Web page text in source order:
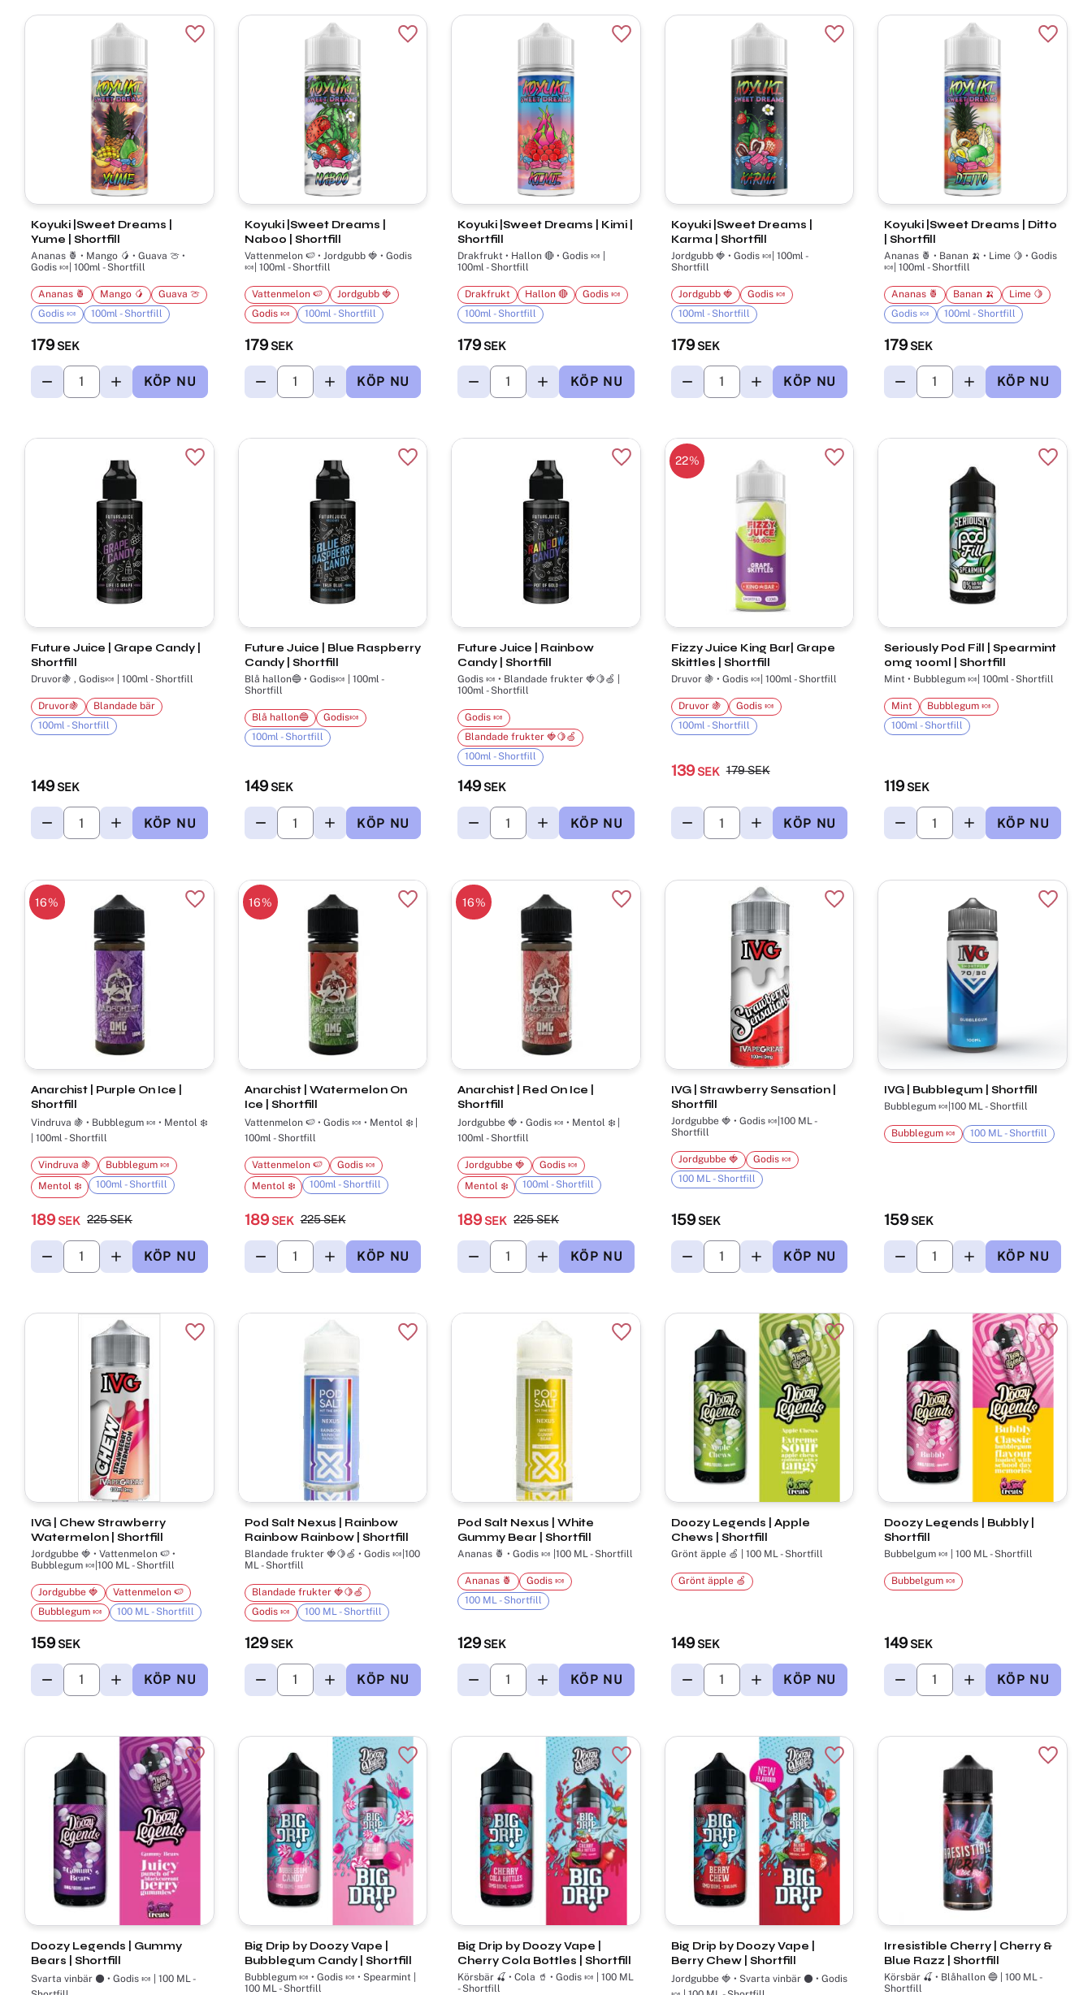
Yume | Shortfill
Ananas 🍍 • Mango 🥭 • Guava 🍈 •
Godis 🍬| 100ml - Shortfill
179
Ananas 🍍 Mango 🥭
Guava 🍈
Godis 🍬
100ml - Shortfill
Lägg till i favoriter
Naboo | Shortfill
Vattenmelon 🍉 • Jordgubb 🍓 • Godis
🍬| 100ml - Shortfill
179
Vattenmelon 🍉
Jordgubb 🍓
Godis 🍬
100ml - Shortfill
Lägg till i favoriter
Shortfill
Drakfrukt • Hallon 🔴 • Godis 🍬 |
100ml - Shortfill
179
Drakfrukt Hallon 🔴
Godis 🍬
100ml - Shortfill
Lägg till i favoriter
Karma | Shortfill
Jordgubb 🍓 • Godis 🍬| 100ml -
Shortfill
179
Jordgubb 🍓
Godis 🍬
100ml - Shortfill
Lägg till i favoriter
| Shortfill
Ananas 🍍 • Banan 🍌 • Lime 🍋 • Godis
🍬| 100ml - Shortfill
179
Ananas 🍍 Banan 🍌
Lime 🍋
Godis 🍬
100ml - Shortfill
Lägg
Shortfill
Druvor🍇 , Godis🍬 | 100ml - Shortfill
149
Druvor🍇
Blandade bär
100ml - Shortfill
Lägg till i favoriter
Candy | Shortfill
Blå hallon🔵 • Godis🍬 | 100ml -
Shortfill
149
Blå hallon🔵
Godis🍬
100ml - Shortfill
Lägg till i favoriter
Candy | Shortfill
Godis 🍬 • Blandade frukter 🍓🍋🍏 |
100ml - Shortfill
149
Godis 🍬
Blandade frukter 🍓🍋🍏
100ml - Shortfill
Lägg till i favoriter
Skittles | Shortfill
Druvor 🍇 • Godis 🍬| 100ml - Shortfill
139
Druvor 🍇
Godis 🍬
100ml - Shortfill
22 % Lägg till i favoriter
0mg 100ml | Shortfill
Mint • Bubblegum 🍬| 100ml - Shortfill
119
Mint
Bubblegum 🍬
100ml - Shortfill
Lägg
Shortfill
| 100ml - Shortfill
189
Vindruva 🍇
Bubblegum 🍬
Mentol ❄️
100ml - Shortfill
16 % Lägg till i favoriter
Ice | Shortfill
Vattenmelon 🍉 • Godis 🍬 • Mentol ❄️ |
100ml - Shortfill
189
Vattenmelon 🍉
Godis 🍬
Mentol ❄️
100ml - Shortfill
16 % Lägg till i favoriter
Shortfill
100ml - Shortfill
189
Jordgubbe 🍓
Godis 🍬
Mentol ❄️
100ml - Shortfill
16 % Lägg till i favoriter
Shortfill
Jordgubbe 🍓 • Godis 🍬|100 ML -
Shortfill
159
Jordgubbe 🍓
Godis 🍬
100 ML - Shortfill
Lägg till i favoriter
Bubblegum 🍬|100 ML - Shortfill
159
Bubblegum 🍬 100 ML - Shortfill
Lägg
Watermelon | Shortfill
Jordgubbe 🍓 • Vattenmelon 🍉 •
Bubblegum 🍬|100 ML - Shortfill
159
Jordgubbe 🍓
Vattenmelon 🍉
Bubblegum 🍬
100 ML - Shortfill
Lägg till i favoriter
Rainbow Rainbow | Shortfill
Blandade frukter 🍓🍋🍏 • Godis 🍬|100
ML - Shortfill
129
Blandade frukter 🍓🍋🍏
Godis 🍬
100 ML - Shortfill
Lägg till i favoriter
Gummy Bear | Shortfill
Ananas 🍍 • Godis 🍬 |100 ML - Shortfill
129
Ananas 🍍
Godis 🍬
100 ML - Shortfill
Lägg till i favoriter
Chews | Shortfill
Grönt äpple 🍏 | 100 ML - Shortfill
149
Grönt äpple 🍏
Lägg till i favoriter
Shortfill
149
Bubbelgum 🍬
Lägg
Bears | Shortfill
Svarta vinbär ⚫ • Godis 🍬 | 100 ML -
Shortfill
Lägg till i favoriter
Bubblegum Candy | Shortfill
Bubblegum 🍬 • Godis 🍬 • Spearmint |
100 ML - Shortfill
Lägg till i favoriter
Cherry Cola Bottles | Shortfill
Körsbär 🍒 • Cola 🥤 • Godis 🍬 | 100 ML
- Shortfill
Lägg till i favoriter
Berry Chew | Shortfill
Jordgubbe 🍓 • Svarta vinbär ⚫ • Godis
🍬 | 100 ML - Shortfill
Lägg till i favoriter
Blue Razz | Shortfill
Körsbär 🍒 • Blåhallon 🔵 | 100 ML -
Shortfill
Lägg